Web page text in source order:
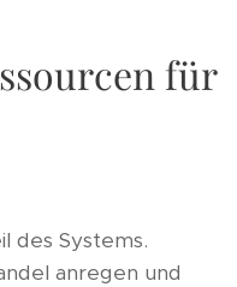
für
des Systems.
anregen und